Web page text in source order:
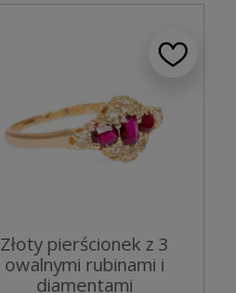
Złoty pierścionek z 3
owalnymi rubinami i
diamentami